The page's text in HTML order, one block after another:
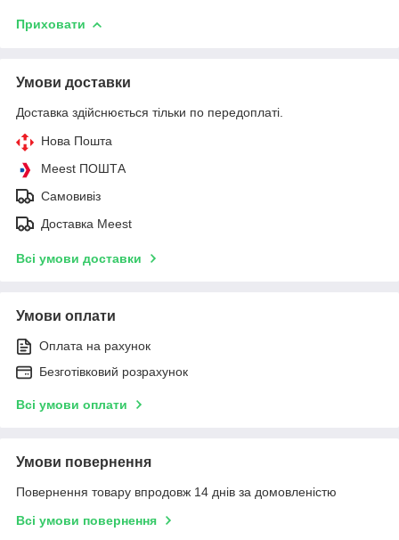
Приховати
Умови доставки
Доставка здійснюється тільки по передоплаті.
Нова Пошта
Meest ПОШТА
Самовивіз
Доставка Meest
Всі умови доставки
Умови оплати
Оплата на рахунок
Безготівковий розрахунок
Всі умови оплати
Умови повернення
Повернення товару впродовж 14 днів за домовленістю
Всі умови повернення